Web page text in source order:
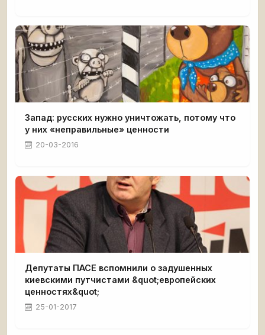
Запад: русских нужно уничтожать, потому что
у них «неправильные» ценности
20-03-2016
Депутаты ПАСЕ вспомнили о задушенных
киевскими путчистами &quot;европейских
ценностях&quot;
25-01-2017